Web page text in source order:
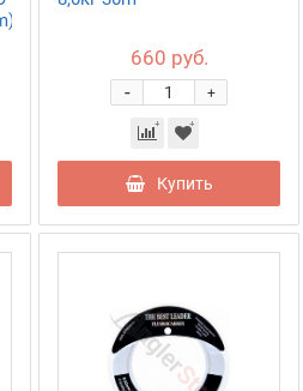
660 руб.
+
-
Купить